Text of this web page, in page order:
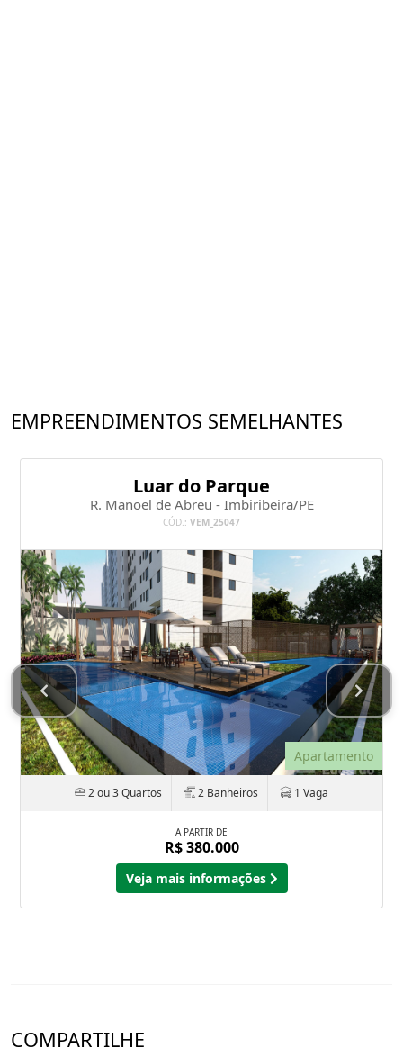
EMPREENDIMENTOS SEMELHANTES
Luar do Parque
R. Manoel de Abreu - Imbiribeira/PE
CÓD.: VEM_25047
Apartamento
2 ou 3 Quartos 2 Banheiros 1 Vaga
A PARTIR DE
R$ 380.000
Veja mais informações
COMPARTILHE